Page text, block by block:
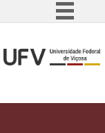
BR
à informação